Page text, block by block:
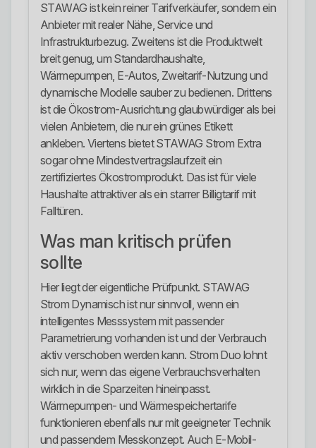
STAWAG ist kein reiner Tarifverkäufer, sondern ein
Anbieter mit realer Nähe, Service und
Infrastrukturbezug. Zweitens ist die Produktwelt
breit genug, um Standardhaushalte,
Wärmepumpen, E-Autos, Zweitarif-Nutzung und
dynamische Modelle sauber zu bedienen. Drittens
ist die Ökostrom-Ausrichtung glaubwürdiger als bei
vielen Anbietern, die nur ein grünes Etikett
ankleben. Viertens bietet STAWAG Strom Extra
sogar ohne Mindestvertragslaufzeit ein
zertifiziertes Ökostromprodukt. Das ist für viele
Haushalte attraktiver als ein starrer Billigtarif mit
Falltüren.
Was man kritisch prüfen
sollte
Hier liegt der eigentliche Prüfpunkt. STAWAG
Strom Dynamisch ist nur sinnvoll, wenn ein
intelligentes Messsystem mit passender
Parametrierung vorhanden ist und der Verbrauch
aktiv verschoben werden kann. Strom Duo lohnt
sich nur, wenn das eigene Verbrauchsverhalten
wirklich in die Sparzeiten hineinpasst.
Wärmepumpen- und Wärmespeichertarife
funktionieren ebenfalls nur mit geeigneter Technik
und passendem Messkonzept. Auch E-Mobil-